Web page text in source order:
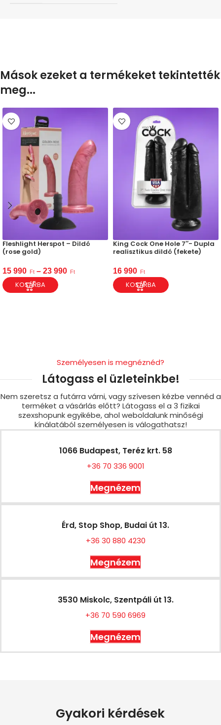
Mások ezeket a termékeket tekintették
meg...
Fleshlight Herspot – Dildó
(rose gold)
15 990 Ft – 23 990 Ft
KOSÁRBA
King Cock One Hole 7″- Dupla
realisztikus dildó (fekete)
16 990 Ft
KOSÁRBA
Személyesen is megnéznéd?
Látogass el üzleteinkbe!
Nem szeretsz a futárra várni, vagy szívesen kézbe vennéd a
terméket a vásárlás előtt? Látogass el a 3 fizikai
szexshopunk egyikébe, ahol weboldalunk minőségi
kínálatából személyesen is válogathatsz!
1066 Budapest, Teréz krt. 58
+36 70 336 9001
Megnézem
Érd, Stop Shop, Budai út 13.
+36 30 880 4230
Megnézem
3530 Miskolc, Szentpáli út 13.
+36 70 590 6969
Megnézem
Gyakori kérdések